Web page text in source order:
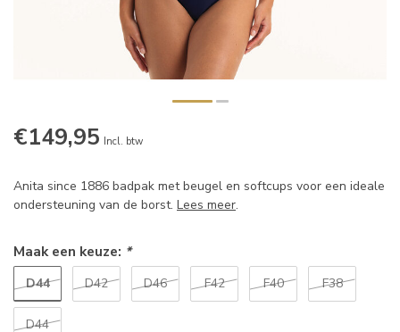
€149,95 Incl. btw
Anita since 1886 badpak met beugel en softcups voor een ideale
ondersteuning van de borst. Lees meer.
Maak een keuze: *
D44 D42 D46 F42 F40 F38
D44